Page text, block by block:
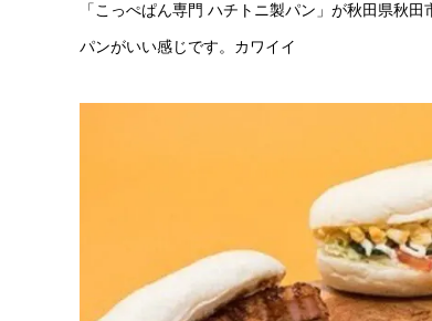
「こっぺぱん専門 ハチトニ製パン」が秋田県秋
パンがいい感じです。カワイイ